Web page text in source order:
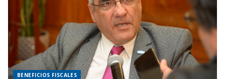
BENEFICIOS FISCALES